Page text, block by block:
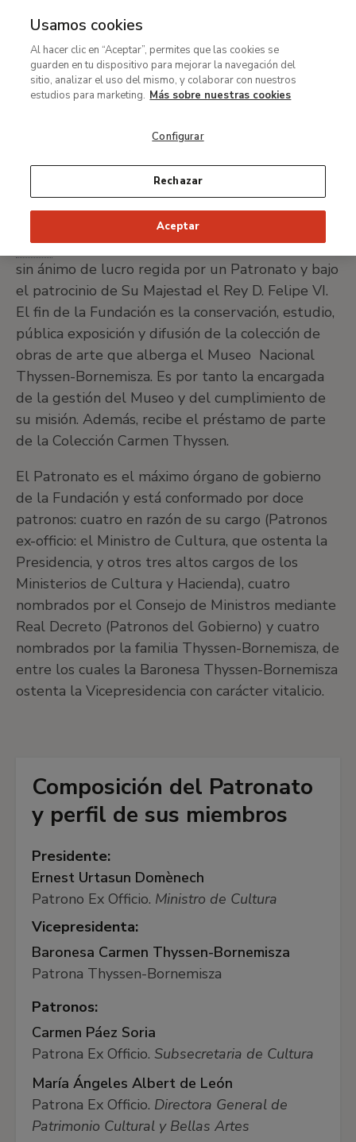
MENÚ
contenido
principal
Ruta
de
Portal de Transparencia
Información institucional y organizativa
Información organizativa
Órgano de gobierno
La Fundación Colección Thyssen-Bornemisza,
F.S.P.de carácter público estatal, es una entidad
sin ánimo de lucro regida por un Patronato y bajo
el patrocinio de Su Majestad el Rey D. Felipe VI.
El fin de la Fundación es la conservación, estudio,
pública exposición y difusión de la colección de
obras de arte que alberga el Museo Nacional
Thyssen-Bornemisza. Es por tanto la encargada
de la gestión del Museo y del cumplimiento de
su misión. Además, recibe el préstamo de parte
de la Colección Carmen Thyssen.
El Patronato es el máximo órgano de gobierno
de la Fundación y está conformado por doce
patronos: cuatro en razón de su cargo (Patronos
ex-officio: el Ministro de Cultura, que ostenta la
Presidencia, y otros tres altos cargos de los
Ministerios de Cultura y Hacienda), cuatro
nombrados por el Consejo de Ministros mediante
Real Decreto (Patronos del Gobierno) y cuatro
nombrados por la familia Thyssen-Bornemisza, de
entre los cuales la Baronesa Thyssen-Bornemisza
ostenta la Vicepresidencia con carácter vitalicio.
Composición del Patronato
y perfil de sus miembros
Presidente:
Ernest Urtasun Domènech
Patrono Ex Officio. Ministro de Cultura
Vicepresidenta:
Baronesa Carmen Thyssen-Bornemisza
Patrona Thyssen-Bornemisza
Patronos:
Carmen Páez Soria
Patrona Ex Officio. Subsecretaria de Cultura
María Ángeles Albert de León
Patrona Ex Officio. Directora General de
Patrimonio Cultural y Bellas Artes
Usamos cookies
Al hacer clic en “Aceptar”, permites que las cookies se
guarden en tu dispositivo para mejorar la navegación del
sitio, analizar el uso del mismo, y colaborar con nuestros
estudios para marketing. Más sobre nuestras cookies
Configurar
Rechazar
Aceptar